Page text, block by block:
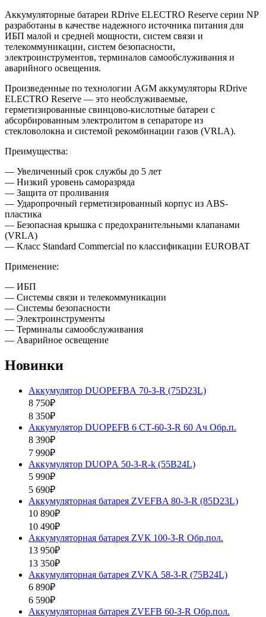
Аккумуляторные батареи RDrive ELECTRO Reserve серии NP
разработаны в качестве надежного источника питания для
ИБП малой и средней мощности, систем связи и
телекоммуникации, систем безопасности,
электроинструментов, терминалов самообслуживания и
аварийного освещения.
Произведенные по технологии AGM аккумуляторы RDrive
ELECTRO Reserve — это необслуживаемые,
герметизированные свинцово-кислотные батареи c
абсорбированным электролитом в сепараторе из
стекловолокна и системой рекомбинации газов (VRLA).
Преимущества:
— Увеличенный срок службы до 5 лет
— Низкий уровень саморазряда
— Защита от проливания
— Ударопрочный герметизированный корпус из ABS-
пластика
— Безопасная крышка с предохранительными клапанами
(VRLA)
— Класс Standard Commercial по классификации EUROBAT
Применение:
— ИБП
— Системы связи и телекоммуникации
— Системы безопасности
— Электроинструменты
— Терминалы самообслуживания
— Аварийное освещение
Новинки
Аккумулятор DUOPEFBА 70-З-R (75D23L)
8 750₽
8 350₽
Аккумулятор DUOPEFB 6 СТ-60-З-R 60 Ач Обр.п.
8 390₽
7 990₽
Аккумулятор DUOPА 50-З-R-k (55B24L)
5 990₽
5 690₽
Аккумуляторная батарея ZVEFBA 80-З-R (85D23L)
10 890₽
10 490₽
Аккумуляторная батарея ZVК 100-З-R Обр.пол.
13 950₽
13 350₽
Аккумуляторная батарея ZVKА 58-З-R (75B24L)
6 890₽
6 590₽
Аккумуляторная батарея ZVEFB 60-З-R Обр.пол.